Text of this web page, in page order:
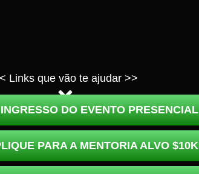
Links que vão te ajudar >>
DO EVENTO PRESENCIAL
PARA A MENTORIA ALVO $10K